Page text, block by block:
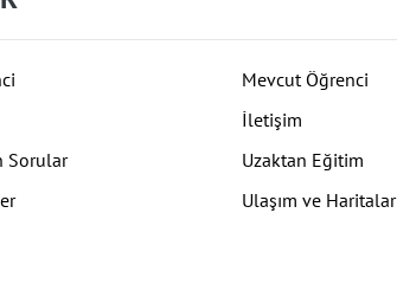
Mevcut Öğrenci
İletişim
Sorular
Uzaktan Eğitim
Ulaşım ve Haritalar